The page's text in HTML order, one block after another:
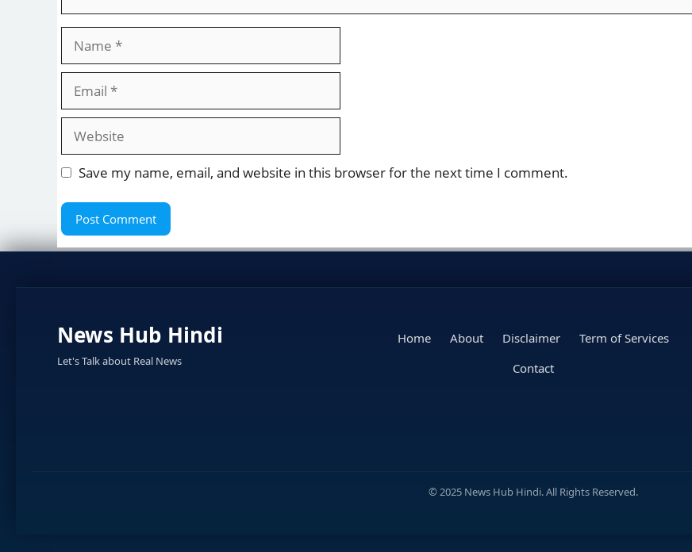
Website
Save my name, email, and website in this browser for the next time I comment.
News Hub Hindi
Let's Talk about Real News
Home About Disclaimer
Term of Services
Contact
© 2025 News Hub Hindi. All Rights Reserved.